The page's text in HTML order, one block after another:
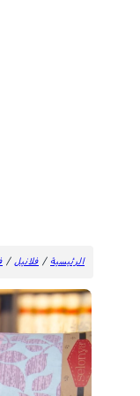
الرئيسية/ فلانيل/